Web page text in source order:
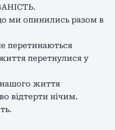
ми опинились разом в
перетинаються
перетнулися у
життя
відтерти нічим.